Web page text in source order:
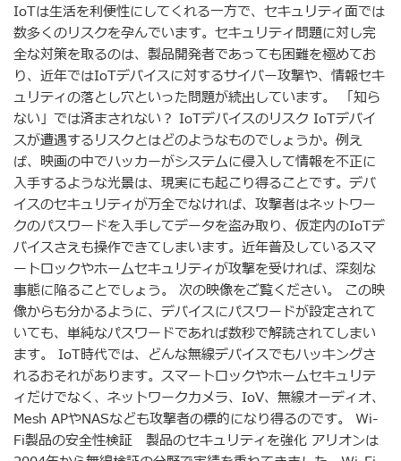
IoTは生活を利便性にしてくれる一方で、セキュリティ面では
数多くのリスクを孕んでいます。セキュリティ問題に対し完
全な対策を取るのは、製品開発者であっても困難を極めてお
り、近年ではIoTデバイスに対するサイバー攻撃や、情報セキ
ュリティの落とし穴といった問題が続出しています。 「知ら
ない」では済まされない？ IoTデバイスのリスク IoTデバイ
スが遭遇するリスクとはどのようなものでしょうか。例え
ば、映画の中でハッカーがシステムに侵入して情報を不正に
入手するような光景は、現実にも起こり得ることです。デバ
イスのセキュリティが万全でなければ、攻撃者はネットワー
クのパスワードを入手してデータを盗み取り、仮定内のIoTデ
バイスさえも操作できてしまいます。近年普及しているスマ
ートロックやホームセキュリティが攻撃を受ければ、深刻な
事態に陥ることでしょう。 次の映像をご覧ください。 この映
像からも分かるように、デバイスにパスワードが設定されて
いても、単純なパスワードであれば数秒で解読されてしまい
ます。 IoT時代では、どんな無線デバイスでもハッキングさ
れるおそれがあります。スマートロックやホームセキュリテ
ィだけでなく、ネットワークカメラ、IoV、無線オーディオ、
Mesh APやNASなども攻撃者の標的になり得るのです。 Wi-
Fi製品の安全性検証 製品のセキュリティを強化 アリオンは